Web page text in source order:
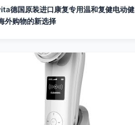
德国原装进口康复专用温和复健电动健
外购物的新选择